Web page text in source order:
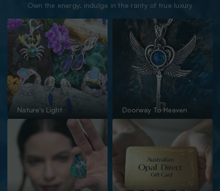
Own the energy. indulge in the rarity of true luxury
Nature's Light Doorway To Heaven